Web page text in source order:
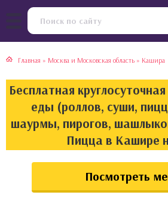
Главная » Москва и Московская область » Кашира
Бесплатная
еды (роллов, суши,
шаурмы, пирогов,
Пицца в Кашире
Посмотреть
кухня
кухня
кухня
кухня
булочки